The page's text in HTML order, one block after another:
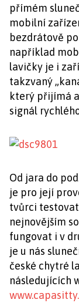
přímém
mobilní
bezdrátově
například
lavičky je i
takzvaný
který přijímá
signál
Od jara do
je pro její
tvůrci
nejnovějším
fungovat i v
je u nás
české chytré
následujících